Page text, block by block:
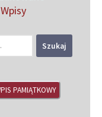
Wpisy
PAMIĄTKOWY